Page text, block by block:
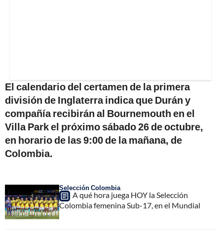
El calendario del certamen de la primera
división de Inglaterra indica que Durán y
compañía recibirán al Bournemouth en el
Villa Park el próximo sábado 26 de octubre,
en horario de las 9:00 de la mañana, de
Colombia.
Selección Colombia
A qué hora juega HOY la Selección
Colombia femenina Sub-17, en el Mundial